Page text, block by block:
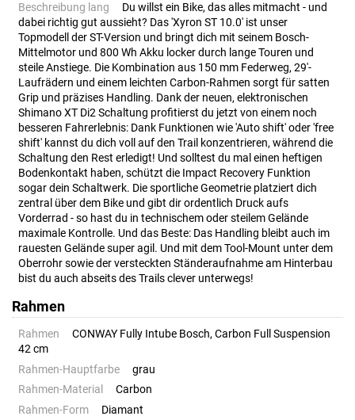
Beschreibung lang
Du willst ein Bike, das alles mitmacht - und
dabei richtig gut aussieht? Das 'Xyron ST 10.0' ist unser
Topmodell der ST-Version und bringt dich mit seinem Bosch-
Mittelmotor und 800 Wh Akku locker durch lange Touren und
steile Anstiege. Die Kombination aus 150 mm Federweg, 29'-
Laufrädern und einem leichten Carbon-Rahmen sorgt für satten
Grip und präzises Handling. Dank der neuen, elektronischen
Shimano XT Di2 Schaltung profitierst du jetzt von einem noch
besseren Fahrerlebnis: Dank Funktionen wie 'Auto shift' oder 'free
shift' kannst du dich voll auf den Trail konzentrieren, während die
Schaltung den Rest erledigt! Und solltest du mal einen heftigen
Bodenkontakt haben, schützt die Impact Recovery Funktion
sogar dein Schaltwerk. Die sportliche Geometrie platziert dich
zentral über dem Bike und gibt dir ordentlich Druck aufs
Vorderrad - so hast du in technischem oder steilem Gelände
maximale Kontrolle. Und das Beste: Das Handling bleibt auch im
rauesten Gelände super agil. Und mit dem Tool-Mount unter dem
Oberrohr sowie der versteckten Ständeraufnahme am Hinterbau
bist du auch abseits des Trails clever unterwegs!
Rahmen
Rahmen
CONWAY Fully Intube Bosch, Carbon Full Suspension
42 cm
Rahmen-Hauptfarbe
grau
Rahmen-Material
Carbon
Rahmen-Form
Diamant